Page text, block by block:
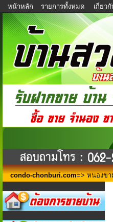
หน้าหลัก รายการทั้งหมด เกี่ยวกั
condo-chonburi.com=> หนองขา